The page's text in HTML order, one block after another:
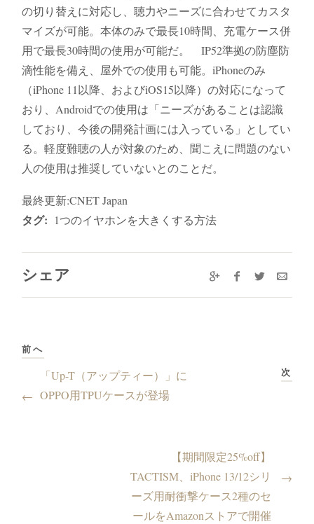
の切り替えに対応し、聴力やニーズに合わせてカスタ
マイズが可能。本体のみで最長10時間、充電ケース併
用で最長30時間の使用が可能だ。 IP52準拠の防塵防
滴性能を備え、屋外での使用も可能。iPhoneのみ
（iPhone 11以降、およびiOS15以降）の対応になって
おり、Androidでの使用は「ニーズがあることは認識
しており、今後の開発計画には入っている」としてい
る。軽度難聴の人が対象のため、聞こえに問題のない
人の使用は推奨していないとのことだ。
最終更新:CNET Japan
タグ: 1つのイヤホンを大きくする方法
シェア
前へ
←
「Up-T（アップティー）」に
OPPO用TPUケースが登場
次
【期間限定25%off】
TACTISM、iPhone 13/12シリ
ーズ用耐衝撃ケース2種のセ
ールをAmazonストアで開催
→